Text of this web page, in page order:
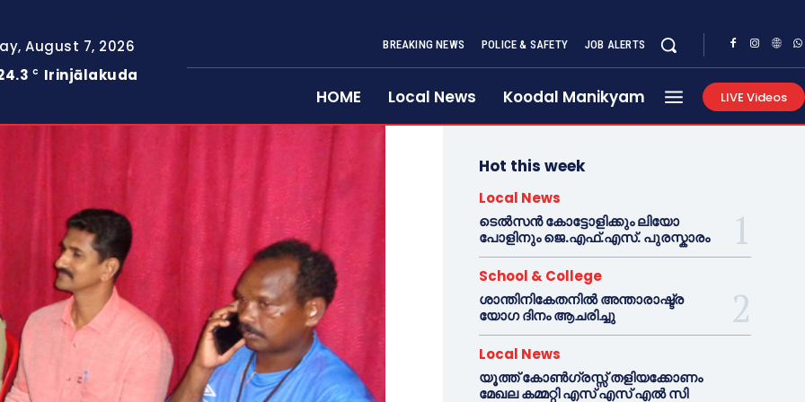
August 7, 2026
C Irinjālakuda
BREAKING NEWS POLICE & SAFETY JOB ALERTS
HOME Local News Koodal Manikyam LIVE Videos
Hot this week
Local News
ടെൽസൻ കോട്ടോളിക്കും ലിയോ
പോളിനും ജെ.എഫ്.എസ്. പുരസ്കാരം
School & College
ശാന്തിനികേതനിൽ അന്താരാഷ്ട്ര
യോഗ ദിനം ആചരിച്ചു
Local News
യൂത്ത് കോൺഗ്രസ്സ് തളിയക്കോണം
മേഖല കമ്മറ്റി എസ് എസ് എൽ സി